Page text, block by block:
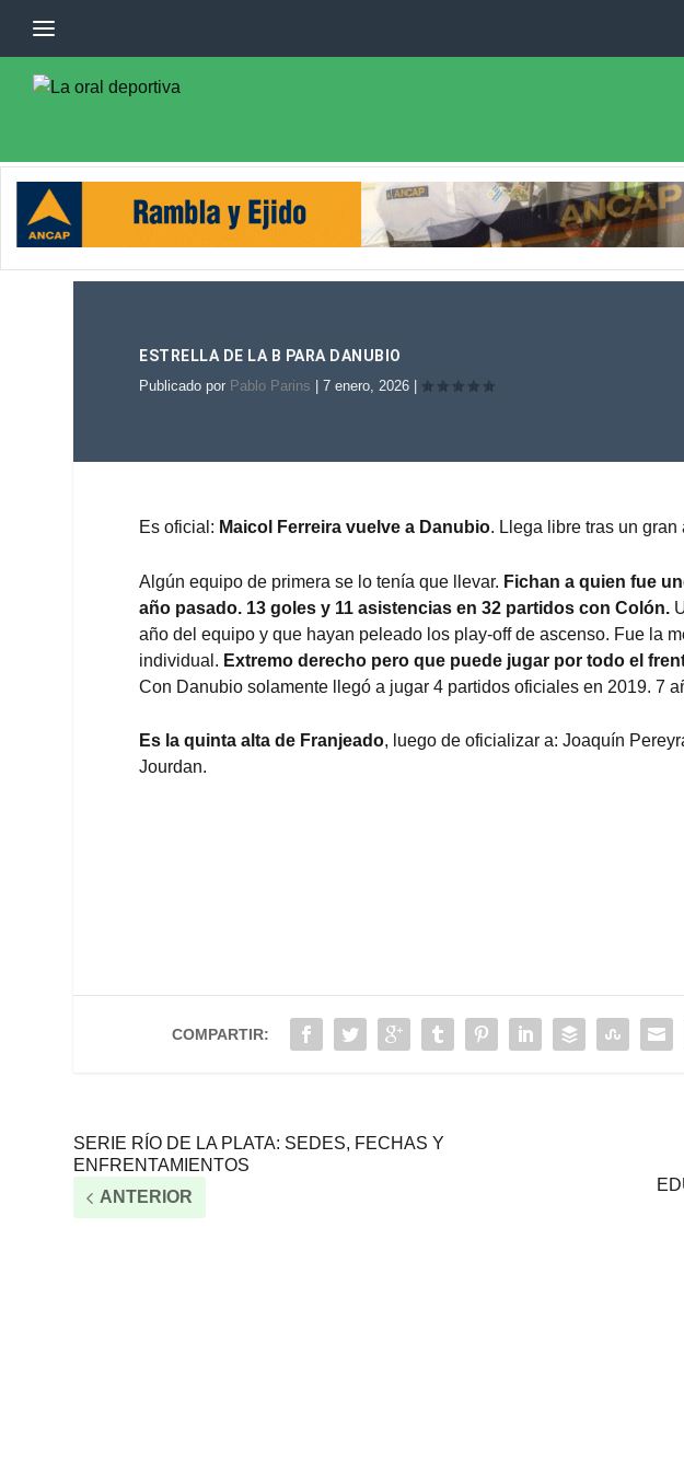
ESTRELLA DE LA B PARA DANUBIO
Publicado por Pablo Parins |7 enero, 2026
Es oficial: Maicol Ferreira vuelve a Danubio. Llega libre tras un
Algún equipo de primera se lo tenía que llevar. Fichan a quien fue
año pasado. 13 goles y 11 asistencias en 32 partidos con Colón.
año del equipo y que hayan peleado los play-off de ascenso. Fue la
individual. Extremo derecho pero que puede jugar por todo el
Con Danubio solamente llegó a jugar 4 partidos oficiales en 2019. 7
Es la quinta alta de Franjeado, luego de oficializar a: Joaquín
Jourdan.
COMPARTIR:
SERIE RÍO DE LA PLATA: SEDES, FECHAS Y
ENFRENTAMIENTOS
ANTERIOR